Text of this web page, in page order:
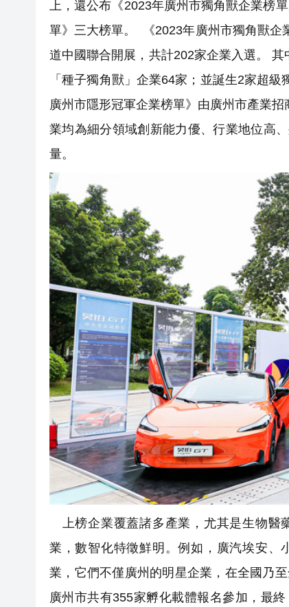
上，還公布《2023年廣州市獨角獸企業榜
單》三大榜單。 《2023年廣州市獨角獸企
道中國聯合開展，共計202家企業入選。
「種子獨角獸」企業64家；並誕生2家超
廣州市隱形冠軍企業榜單》由廣州市產業
業均為細分領域創新能力優、行業地位高
量。
上榜企業覆蓋諸多產業，尤其是生物醫
業，數智化特徵鮮明。例如，廣汽埃安、
業，它們不僅廣州的明星企業，在全國乃
廣州市共有355家孵化載體報名參加，最